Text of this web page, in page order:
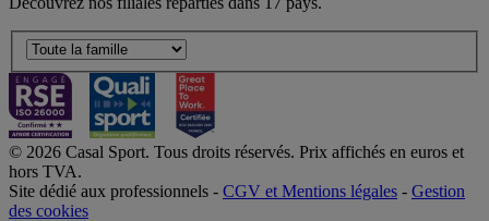
© 2026 Casal Sport. Tous droits réservés. Prix affichés en euros et
hors TVA.
Site dédié aux professionnels - CGV et Mentions légales - Gestion
des cookies